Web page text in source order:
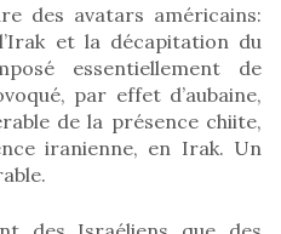
des avatars américains:
et la décapitation du
essentiellement de
par effet d’aubaine,
de la présence chiite,
iranienne, en Irak. Un